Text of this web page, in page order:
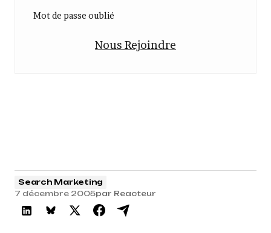
Mot de passe oublié
Nous Rejoindre
Search Marketing
7 décembre 2005par Reacteur